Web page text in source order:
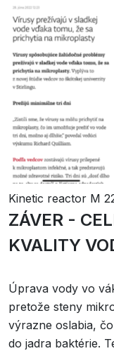
Kinetic reactor M
ZÁVER -
KVALITY
Úprava vody vo
pretože steny
výrazne oslabia,
do jadra baktérie.